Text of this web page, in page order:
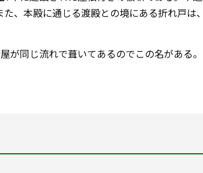
、本殿に通じる渡殿との境にある折れ戸は
同じ流れで葺いてあるのでこの名がある。